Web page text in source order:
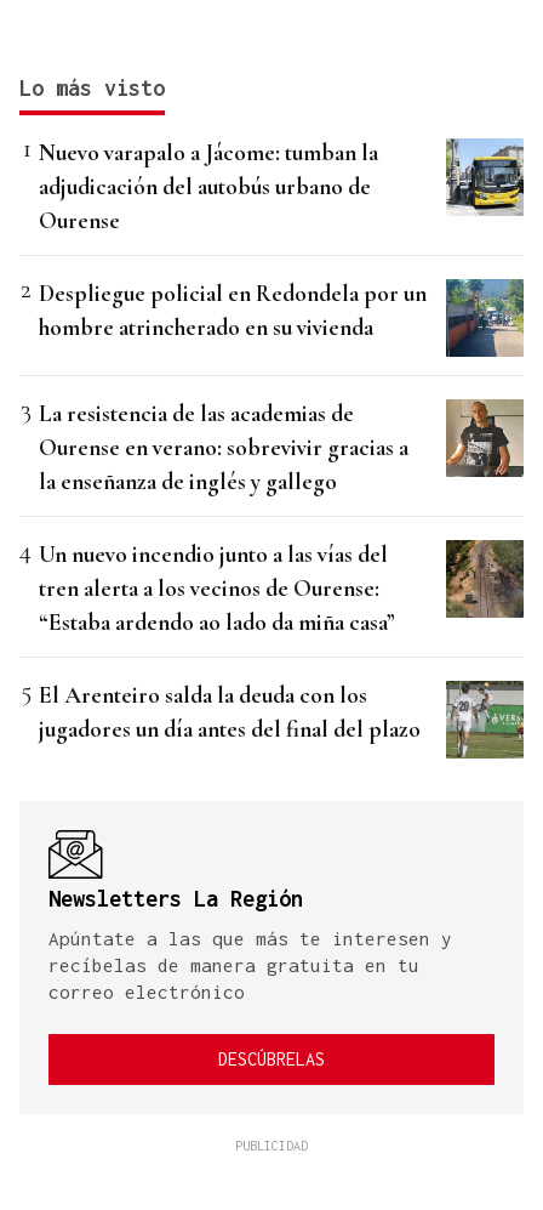
Lo más visto
Nuevo varapalo a Jácome: tumban la
adjudicación del autobús urbano de
Ourense
Despliegue policial en Redondela por un
hombre atrincherado en su vivienda
La resistencia de las academias de
Ourense en verano: sobrevivir gracias a
la enseñanza de inglés y gallego
Un nuevo incendio junto a las vías del
tren alerta a los vecinos de Ourense:
“Estaba ardendo ao lado da miña casa”
El Arenteiro salda la deuda con los
jugadores un día antes del final del plazo
Newsletters La Región
Apúntate a las que más te interesen y
recíbelas de manera gratuita en tu
correo electrónico
DESCÚBRELAS